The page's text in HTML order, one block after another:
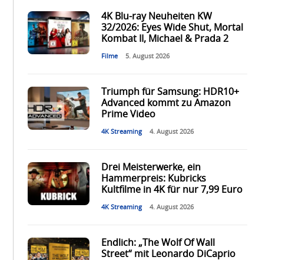
4K Blu-ray Neuheiten KW
32/2026: Eyes Wide Shut, Mortal
Kombat II, Michael & Prada 2
Filme 5. August 2026
Triumph für Samsung: HDR10+
Advanced kommt zu Amazon
Prime Video
4K Streaming 4. August 2026
Drei Meisterwerke, ein
Hammerpreis: Kubricks
Kultfilme in 4K für nur 7,99 Euro
4K Streaming 4. August 2026
Endlich: „The Wolf Of Wall
Street“ mit Leonardo DiCaprio